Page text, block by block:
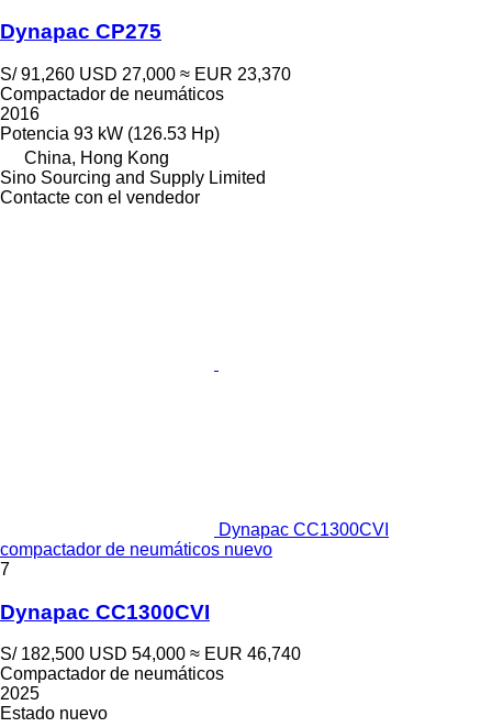
Dynapac CP275
S/ 91,260 USD 27,000 ≈ EUR 23,370
Compactador de neumáticos
2016
Potencia 93 kW (126.53 Hp)
China, Hong Kong
Sino Sourcing and Supply Limited
Contacte con el vendedor
Dynapac CC1300CVI
compactador de neumáticos nuevo
7
Dynapac CC1300CVI
S/ 182,500 USD 54,000 ≈ EUR 46,740
Compactador de neumáticos
2025
Estado nuevo